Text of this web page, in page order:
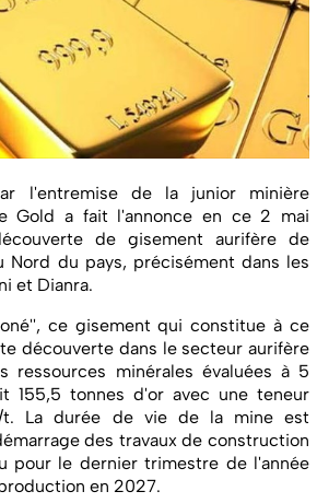
l'entremise de la junior minière
Gold a fait l'annonce en ce 2 mai
de gisement aurifère de
Nord du pays, précisément dans les
et Dianra.
ce gisement qui constitue à ce
découverte dans le secteur aurifère
ressources minérales évaluées à 5
155,5 tonnes d'or avec une teneur
t. La durée de vie de la mine est
des travaux de construction
pour le dernier trimestre de l'année
en 2027.